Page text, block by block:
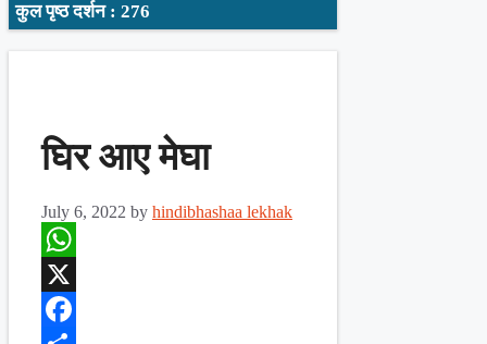
कुल पृष्ठ दर्शन : 276
घिर आए मेघा
July 6, 2022 by hindibhashaa lekhak
WhatsApp
X